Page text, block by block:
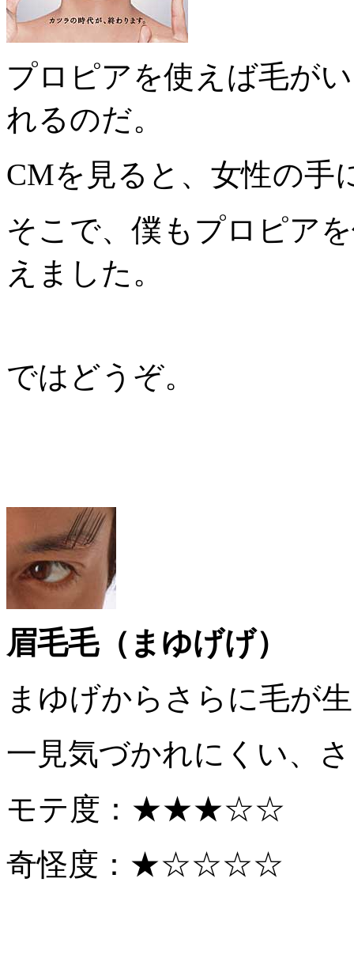
プロピアを使えば毛が
れるのだ。
CMを見ると、女性の手
そこで、僕もプロピア
えました。
ではどうぞ。
眉毛毛（まゆげげ）
まゆげからさらに毛が
一見気づかれにくい、
モテ度：★★★☆☆
奇怪度：★☆☆☆☆